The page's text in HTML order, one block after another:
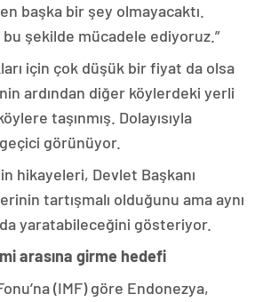
başka bir şey olmayacaktı.
şekilde mücadele ediyoruz.”
için çok düşük bir fiyat da olsa
ardından diğer köylerdeki yerli
taşınmış. Dolayısıyla
görünüyor.
hikayeleri, Devlet Başkanı
tartışmalı olduğunu ama aynı
yaratabileceğini gösteriyor.
arasına girme hedefi
(IMF) göre Endonezya,